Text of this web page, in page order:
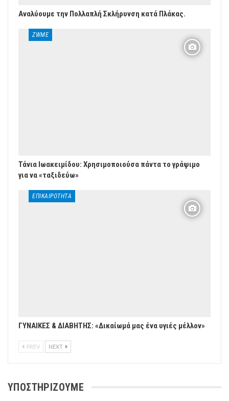
Αναλύουμε την Πολλαπλή Σκλήρυνση κατά Πλάκας.
ZWME
Τάνια Ιωακειμίδου: Χρησιμοποιούσα πάντα το γράψιμο
για να «ταξιδεύω»
ΕΠΙΚΑΙΡΌΤΗΤΑ
ΓΥΝΑΙΚΕΣ & ΔΙΑΒΗΤΗΣ: «Δικαίωμά μας ένα υγιές μέλλον»
PREV NEXT
ΥΠΟΣΤΗΡΙΖΟΥΜΕ